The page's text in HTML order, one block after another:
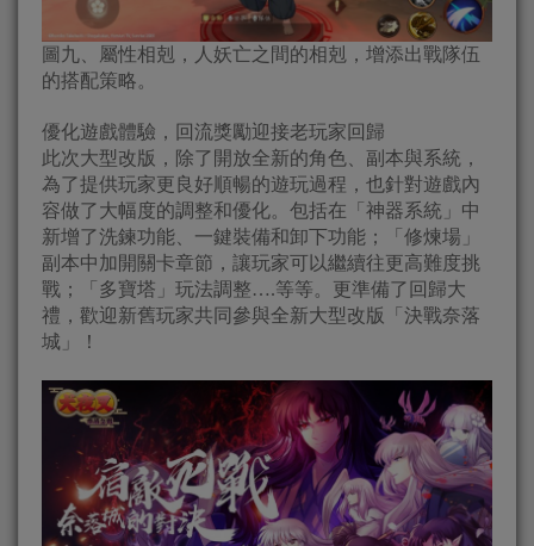
圖九、屬性相剋，人妖亡之間的相剋，增添出戰隊伍
的搭配策略。
優化遊戲體驗，回流獎勵迎接老玩家回歸
此次大型改版，除了開放全新的角色、副本與系統，
為了提供玩家更良好順暢的遊玩過程，也針對遊戲內
容做了大幅度的調整和優化。包括在「神器系統」中
新增了洗鍊功能、一鍵裝備和卸下功能；「修煉場」
副本中加開關卡章節，讓玩家可以繼續往更高難度挑
戰；「多寶塔」玩法調整….等等。更準備了回歸大
禮，歡迎新舊玩家共同參與全新大型改版「決戰奈落
城」！